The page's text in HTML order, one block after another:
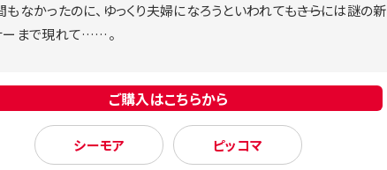
なかったのに、ゆっくり夫婦になろうといわれても――さらには謎の新
ーまで現れて……。
ご購入はこちらから
シーモア ピッコマ